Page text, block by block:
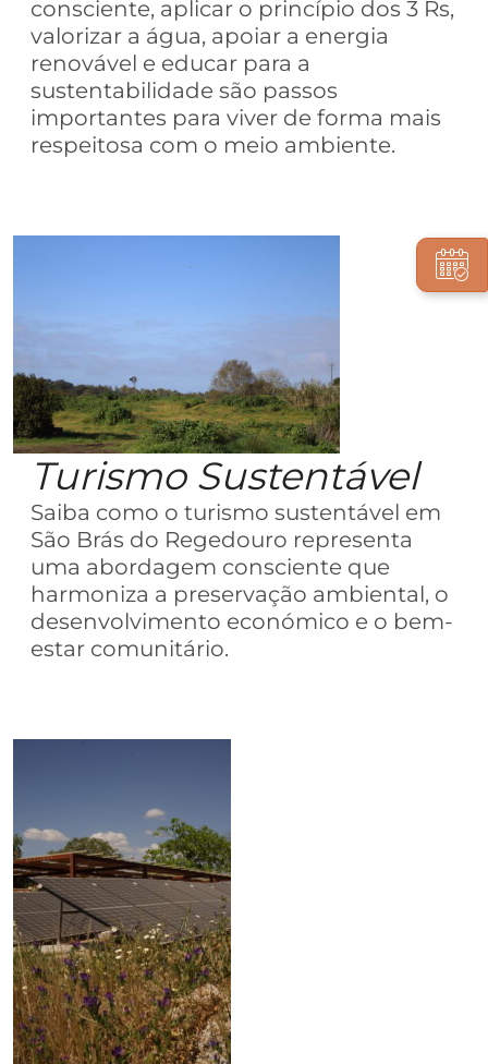
consciente, aplicar o princípio dos 3 Rs,
valorizar a água, apoiar a energia
renovável e educar para a
sustentabilidade são passos
importantes para viver de forma mais
respeitosa com o meio ambiente.
Turismo Sustentável
Saiba como o turismo sustentável em
São Brás do Regedouro representa
uma abordagem consciente que
harmoniza a preservação ambiental, o
desenvolvimento económico e o bem-
estar comunitário.